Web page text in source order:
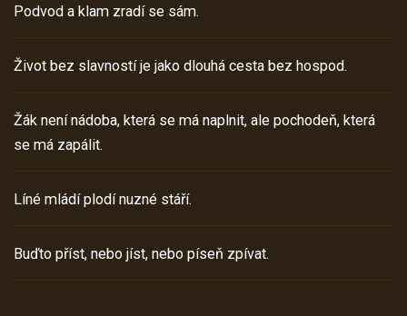
Podvod a klam zradí se sám.
Život bez slavností je jako dlouhá cesta bez hospod.
Žák není nádoba, která se má naplnit, ale pochodeň, která
se má zapálit.
Líné mládí plodí nuzné stáří.
Buďto příst, nebo jíst, nebo píseň zpívat.